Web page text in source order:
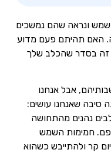
ונראה שהם נמשכים
האם תהיתם פעם מדוע
זה בסדר שהכלב שלך
אבל אנחנו
סיבה שאנחנו עושים:
נהנים מהתחושה
חמימות השמש
קר ולהתייבש כשהוא